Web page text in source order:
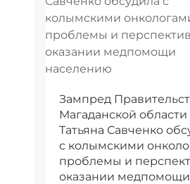
Зампред
Магаданской области
Татьяна Савченко
с колымскими
проблемы и
оказании медпомощи